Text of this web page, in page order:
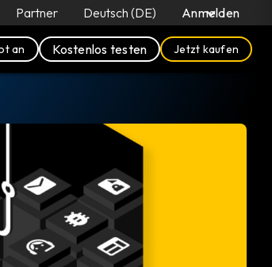
Partner Deutsch (DE) Anmelden
an Kostenlos testen Jetzt kaufen